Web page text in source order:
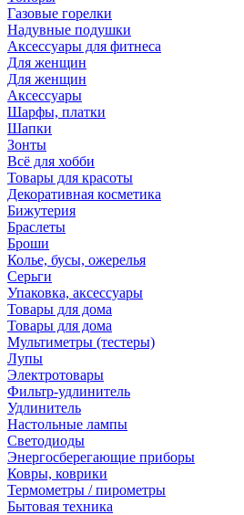
Газовые горелки
Надувные подушки
Аксессуары для фитнеса
Для женщин
Для женщин
Аксессуары
Шарфы, платки
Шапки
Зонты
Всё для хобби
Товары для красоты
Декоративная косметика
Бижутерия
Браслеты
Броши
Колье, бусы, ожерелья
Серьги
Упаковка, аксессуары
Товары для дома
Товары для дома
Мультиметры (тестеры)
Лупы
Электротовары
Фильтр-удлинитель
Удлинитель
Настольные лампы
Светодиоды
Энергосберегающие приборы
Ковры, коврики
Термометры / пирометры
Бытовая техника